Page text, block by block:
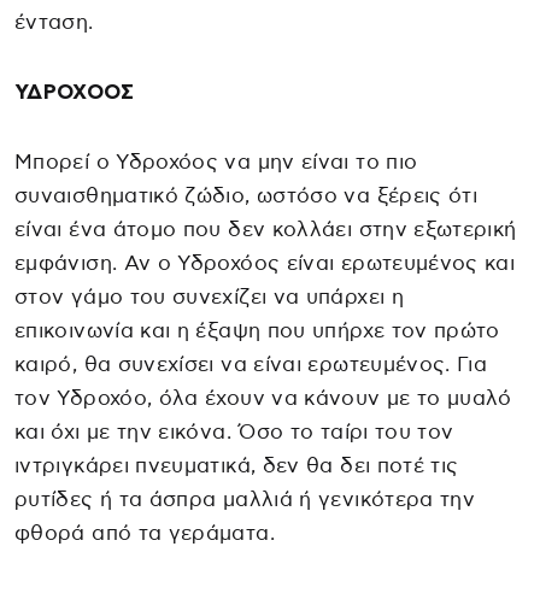
ένταση.
ΥΔΡΟΧΟΟΣ
Μπορεί ο Υδροχόος να μην είναι το πιο
συναισθηματικό ζώδιο, ωστόσο να ξέρεις ότι
είναι ένα άτομο που δεν κολλάει στην εξωτερική
εμφάνιση. Αν ο Υδροχόος είναι ερωτευμένος και
στον γάμο του συνεχίζει να υπάρχει η
επικοινωνία και η έξαψη που υπήρχε τον πρώτο
καιρό, θα συνεχίσει να είναι ερωτευμένος. Για
τον Υδροχόο, όλα έχουν να κάνουν με το μυαλό
και όχι με την εικόνα. Όσο το ταίρι του τον
ιντριγκάρει πνευματικά, δεν θα δει ποτέ τις
ρυτίδες ή τα άσπρα μαλλιά ή γενικότερα την
φθορά από τα γεράματα.